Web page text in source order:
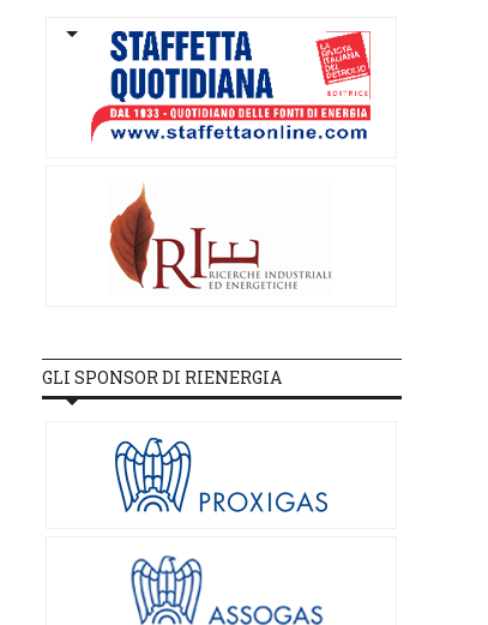
GLI SPONSOR DI RIENERGIA